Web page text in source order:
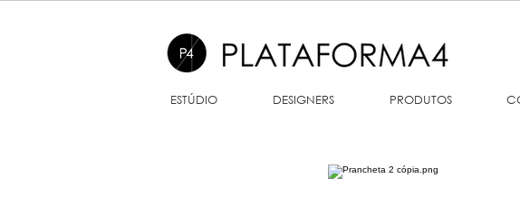
ESTÚDIO DESIGNERS PRODUTOS